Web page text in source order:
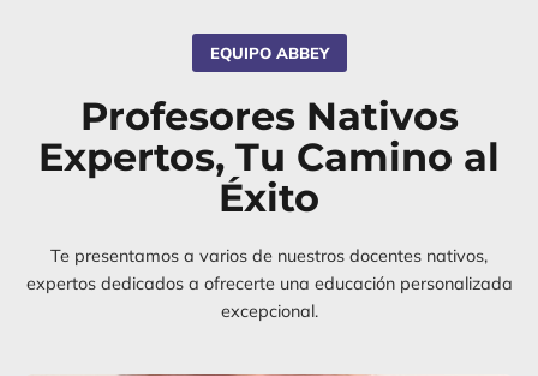
EQUIPO ABBEY
Profesores Nativos
Expertos, Tu Camino al
Éxito
Te presentamos a varios de nuestros docentes nativos,
expertos dedicados a ofrecerte una educación personalizada
excepcional.